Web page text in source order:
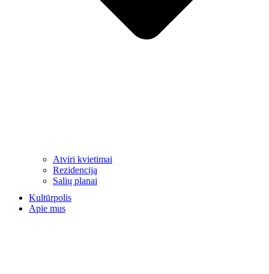
Atviri kvietimai
Rezidencija
Salių planai
Kultūrpolis
Apie mus